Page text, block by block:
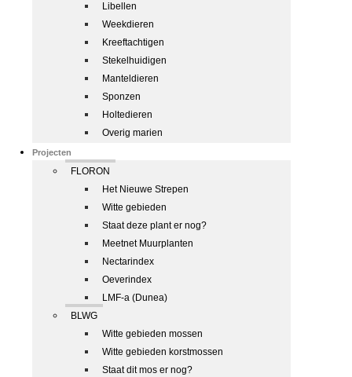
Libellen
Weekdieren
Kreeftachtigen
Stekelhuidigen
Manteldieren
Sponzen
Holtedieren
Overig marien
Projecten
FLORON
Het Nieuwe Strepen
Witte gebieden
Staat deze plant er nog?
Meetnet Muurplanten
Nectarindex
Oeverindex
LMF-a (Dunea)
BLWG
Witte gebieden mossen
Witte gebieden korstmossen
Staat dit mos er nog?